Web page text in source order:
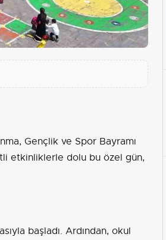
Gençlik ve Spor Bayramı
etkinliklerle dolu bu özel gün,
başladı. Ardından, okul